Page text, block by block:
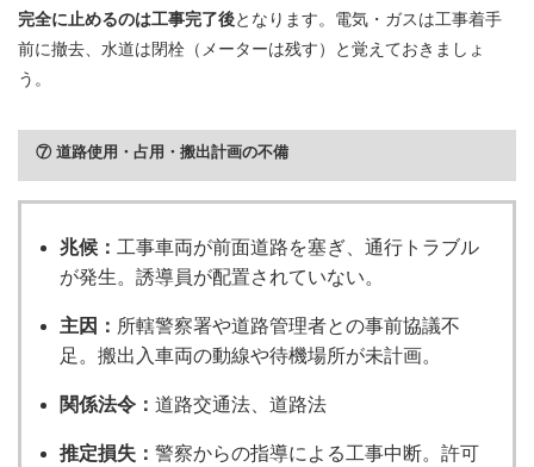
完全に止めるのは工事完了後となります。電気・ガスは工事着手
前に撤去、水道は閉栓（メーターは残す）と覚えておきましょ
う。
⑦ 道路使用・占用・搬出計画の不備
兆候： 工事車両が前面道路を塞ぎ、通行トラブル
が発生。誘導員が配置されていない。
主因： 所轄警察署や道路管理者との事前協議不
足。搬出入車両の動線や待機場所が未計画。
関係法令： 道路交通法、道路法
推定損失： 警察からの指導による工事中断。許可